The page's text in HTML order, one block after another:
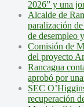
2026” y una
Alcalde de
paralización
de desempleo
Comisión de
del proyecto
Rancagua
aprobó por
SEC
recuperación